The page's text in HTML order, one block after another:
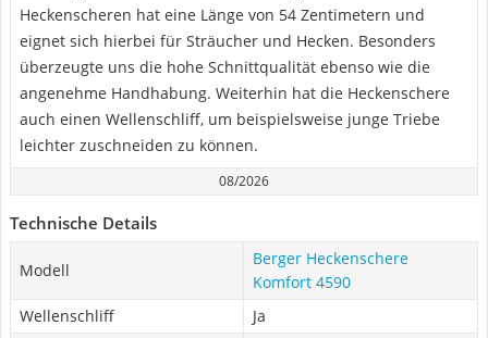
Heckenscheren hat eine Länge von 54 Zentimetern und
eignet sich hierbei für Sträucher und Hecken. Besonders
überzeugte uns die hohe Schnittqualität ebenso wie die
angenehme Handhabung. Weiterhin hat die Heckenschere
auch einen Wellenschliff, um beispielsweise junge Triebe
leichter zuschneiden zu können.
08/2026
Technische Details
Modell
Berger Heckenschere
Komfort 4590
Wellenschliff
Ja